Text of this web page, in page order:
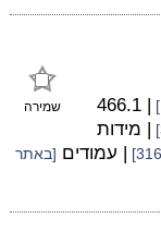
שמירה | 466.1
| מידות
| עמודים [באתר